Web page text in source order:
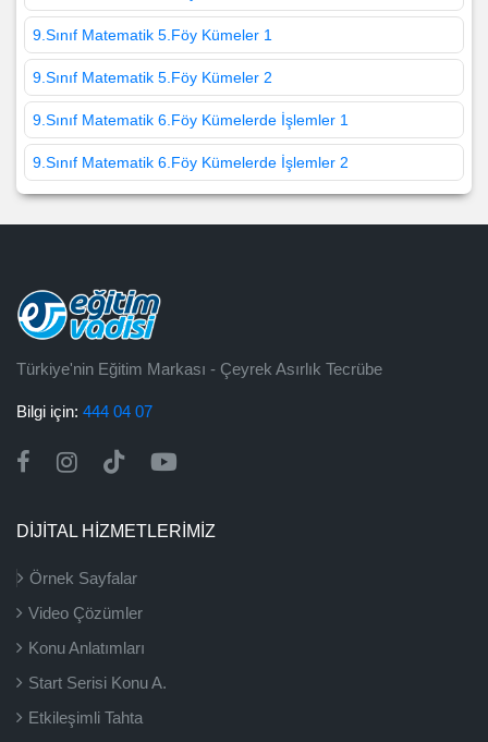
9.Sınıf Matematik 5.Föy Kümeler 1
9.Sınıf Matematik 5.Föy Kümeler 2
9.Sınıf Matematik 6.Föy Kümelerde İşlemler 1
9.Sınıf Matematik 6.Föy Kümelerde İşlemler 2
Türkiye'nin Eğitim Markası - Çeyrek Asırlık Tecrübe
Bilgi için: 444 04 07
DİJİTAL HİZMETLERİMİZ
Örnek Sayfalar
Video Çözümler
Konu Anlatımları
Start Serisi Konu A.
Etkileşimli Tahta